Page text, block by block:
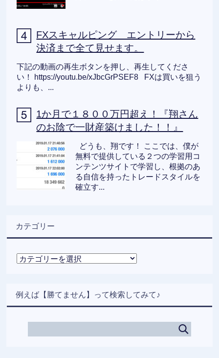
FXスキャルピング エントリーから
決済まで全て見せます。
下記の動画の再生ボタンを押し、再生してくださ
い！ https://youtu.be/xJbcGrPSEF8 FXは買いを狙う
よりも、...
1か月で１８００万円超え！『翔さん
のお陰で一財産築けました！！』
どうも、翔です！ ここでは、僕が
無料で提供している２つの学習用コ
ンテンツサイトで学習し、根拠のあ
る自信を持ったトレードスタイルを
確立す...
カテゴリー
カ
ー
例えば【勝てません】って検索してみて♪